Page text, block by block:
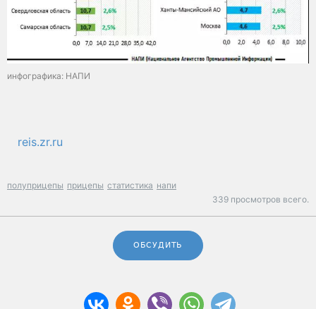
инфографика: НАПИ
reis.zr.ru
полуприцепы прицепы статистика напи
339 просмотров всего.
ОБСУДИТЬ